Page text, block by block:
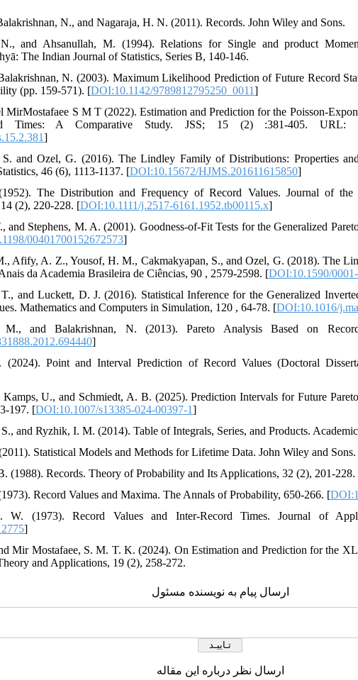
N., and Nagaraja, H. N. (2011). Records. John Wiley and Sons.
and Ahsanullah, M. (1994). Relations for Single and product
The Indian Journal of Statistics, Series B, 140-146.
N. (2003). Maximum Likelihood Prediction of Future Record
(pp. 159-571). [DOI:10.1142/9789812795250_0011]
MirMostafaee S M T (2022). Estimation and Prediction for the Poisson-
Times: A Comparative Study. JSS; 15 (2) :381-405. URL:
]
S. and Ozel, G. (2016). The Lindley Family of Distributions: Properties
46 (6), 1113-1137. [DOI:10.15672/HJMS.201611615850]
The Distribution and Frequency of Record Values. Journal of the
(2), 220-228. [DOI:10.1111/j.2517-6161.1952.tb00115.x]
and Stephens, M. A. (2001). Goodness-of-Fit Tests for the Generalized
00401700152672573]
Afify, A. Z., Yousof, H. M., Cakmakyapan, S., and Ozel, G. (2018). The
da Academia Brasileira de Ciências, 90 , 2579-2598. [DOI:10.1590/
and Luckett, D. J. (2016). Statistical Inference for the Generalized
Mathematics and Computers in Simulation, 120 , 64-78. [DOI:10.1016/
M., and Balakrishnan, N. (2013). Pareto Analysis Based on
]
(2024). Point and Interval Prediction of Record Values (Doctoral
Kamps, U., and Schmiedt, A. B. (2025). Prediction Intervals for Future
197. [DOI:10.1007/s13385-024-00397-1]
and Ryzhik, I. M. (2014). Table of Integrals, Series, and Products. Academic
Statistical Models and Methods for Lifetime Data. John Wiley and Sons.
(1988). Records. Theory of Probability and Its Applications, 32 (2), 201-228.
Record Values and Maxima. The Annals of Probability, 650-266. [
W. (1973). Record Values and Inter-Record Times. Journal of
]
Mir Mostafaee, S. M. T. K. (2024). On Estimation and Prediction for the
and Applications, 19 (2), 258-272.
ارسال پیام به نویسنده مسئول
ارسال نظر درباره این مقاله